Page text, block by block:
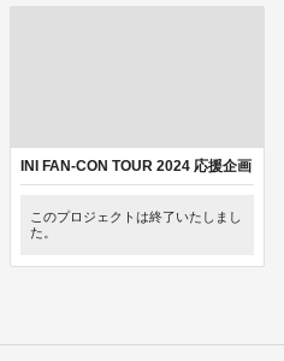
INI FAN-CON TOUR 2024 応援企画
このプロジェクトは終了いたしまし
た。